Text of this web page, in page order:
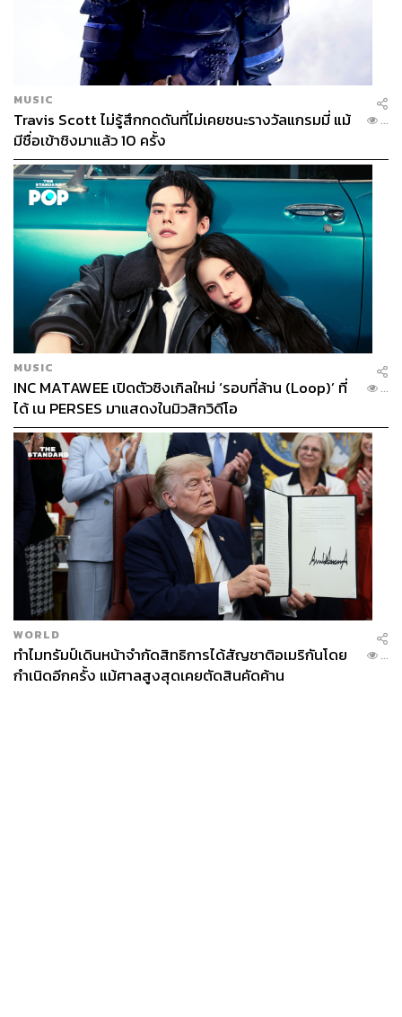
รางวัลกำกับภาพยอดเยี่ยม
ฉลาดเกมส์โกงโดย บุณยนุช ไกรทอง ออกอากาศทาง
สถานีโทรทัศน์ช่อง one31
รางวัลกำกับศิลป์ยอดเยี่ยม
รักแลกภพโดย จิรเดช ทัศนศร ออกอากาศทางสถานี
โทรทัศน์ช่อง one31
ประเภทวิทยุ
รางวัลสถานีข่าวและสาระยอดเยี่ยม
สถานีวิทยุ MCOT News FM 100.5 จาก บริษัท อสมท
จำกัด (มหาชน) ออกอากาศทาง MCOT News FM
100.5 MHz
รางวัลสถานีเพลงและบันเทิงยอดเยี่ยม
สถานีวิทยุกรีนเวฟ 106.5 FM จาก บริษัท เอไทม์ มีเดีย
จำกัด ออกอากาศทาง FM 106.5 MHz
รางวัลรายการข่าวและสาระยอดเยี่ยม
รายการ
เจาะลึกประเด็นร้อนจาก บริษัท อสมท จำกัด
(มหาชน) ออกอากาศทาง MCOT News FM 100.5
MHz
รางวัลรายการเพลงและบันเทิงยอดเยี่ยม
รายการ
จำกัด ออกอากาศทางคลื่น EFM 94
MUSIC
Travis Scott ไม่รู้สึกกดดันที่ไม่เคยชนะรางวัลแกรมมี่ แม้
มีชื่อเข้าชิงมาแล้ว 10 ครั้ง
...
MUSIC
INC MATAWEE เปิดตัวซิงเกิลใหม่ ‘รอบที่ล้าน (Loop)’ ที่
ได้ เน PERSES มาแสดงในมิวสิกวิดีโอ
...
WORLD
ทำไมทรัมป์เดินหน้าจำกัดสิทธิการได้สัญชาติอเมริกันโดย
กำเนิดอีกครั้ง แม้ศาลสูงสุดเคยตัดสินคัดค้าน
...